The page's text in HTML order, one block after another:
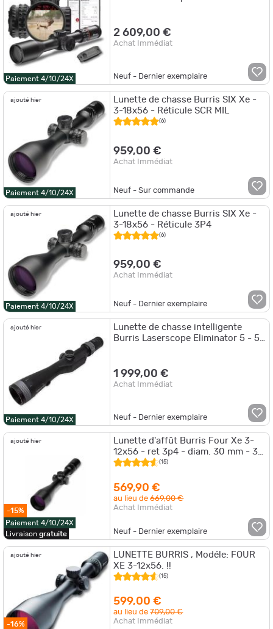
Paiement 4/10/24X
2 609,00 €
Achat Immédiat
Neuf - Dernier exemplaire
ajouté hier
Paiement 4/10/24X
Lunette de chasse Burris SIX Xe -
3-18x56 - Réticule SCR MIL
(6)
959,00 €
Achat Immédiat
Neuf - Sur commande
ajouté hier
Paiement 4/10/24X
Lunette de chasse Burris SIX Xe -
3-18x56 - Réticule 3P4
(6)
959,00 €
Achat Immédiat
Neuf - Dernier exemplaire
ajouté hier
Paiement 4/10/24X
Lunette de chasse intelligente
Burris Laserscope Eliminator 5 - 5-
1 999,00 €
Achat Immédiat
Neuf - Dernier exemplaire
ajouté hier
-15%
Paiement 4/10/24X
Livraison gratuite
Lunette d'affût Burris Four Xe 3-
12x56 - ret 3p4 - diam. 30 mm - 3-
12x56
(15)
569,90 €
au lieu de669,00 €
Achat Immédiat
Neuf - Dernier exemplaire
ajouté hier
-16%
LUNETTE BURRIS , Modéle: FOUR
XE 3-12x56. !!
(15)
599,00 €
au lieu de709,00 €
Achat Immédiat